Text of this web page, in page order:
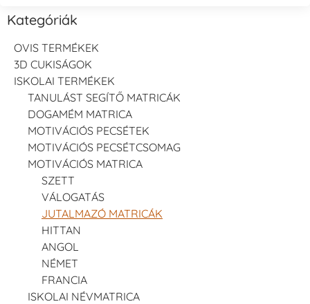
Kategóriák
OVIS TERMÉKEK
3D CUKISÁGOK
ISKOLAI TERMÉKEK
TANULÁST SEGÍTŐ MATRICÁK
DOGAMÉM MATRICA
MOTIVÁCIÓS PECSÉTEK
MOTIVÁCIÓS PECSÉTCSOMAG
MOTIVÁCIÓS MATRICA
SZETT
VÁLOGATÁS
JUTALMAZÓ MATRICÁK
HITTAN
ANGOL
NÉMET
FRANCIA
ISKOLAI NÉVMATRICA